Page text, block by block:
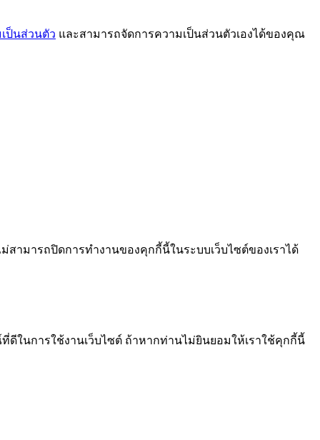
ป็นส่วนตัว และสามารถจัดการความเป็นส่วนตัวเองได้ของคุณ
ามารถปิดการทำงานของคุกกี้นี้ในระบบเว็บไซต์ของเราได้
ในการใช้งานเว็บไซต์ ถ้าหากท่านไม่ยินยอมให้เราใช้คุกกี้นี้